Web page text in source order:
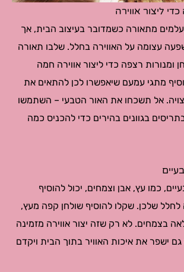
ליצור אווירה
מתאורה כשמדובר בעיצוב הבית, אך
עצומה על האווירה בחלל. שלבו תאורה
ומנורות רצפה כדי ליצור אווירה חמה
מתגי עמעם שיאפשרו לכן להתאים את
אל תשכחו את האור הטבעי – השתמשו
בגוונים בהירים כדי להכניס כמה
כמו עץ, אבן וצמחים, יכול להוסיף
שלכן. שקלו להוסיף שולחן קפה מעץ,
בצמחים. לא רק שזה יצור אווירה מזמינה
גם ישפר את איכות האוויר בתוך הבית ויקדם